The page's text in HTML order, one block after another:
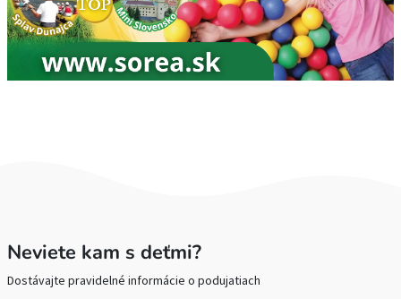
Neviete kam s deťmi?
Dostávajte pravidelné informácie o podujatiach